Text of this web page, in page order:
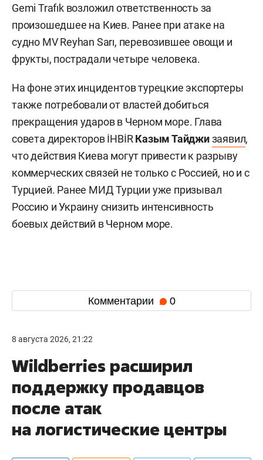
Gemi Trafık возложил ответственность за
произошедшее на Киев. Ранее при атаке на
судно MV Reyhan Sarı, перевозившее овощи и
фрукты, пострадали четыре человека.
На фоне этих инцидентов турецкие экспортеры
также потребовали от властей добиться
прекращения ударов в Черном море. Глава
совета директоров İHBİRКазым Тайджизаявил,
что действия Киева могут привести к разрыву
коммерческих связей не только с Россией, но и с
Турцией. Ранее МИД Турции уже призывал
Россию и Украину снизить интенсивность
боевых действий в Черном море.
Комментарии 0
8 августа 2026, 21:22
Wildberries расширил
поддержку продавцов
после атак
на логистические центры